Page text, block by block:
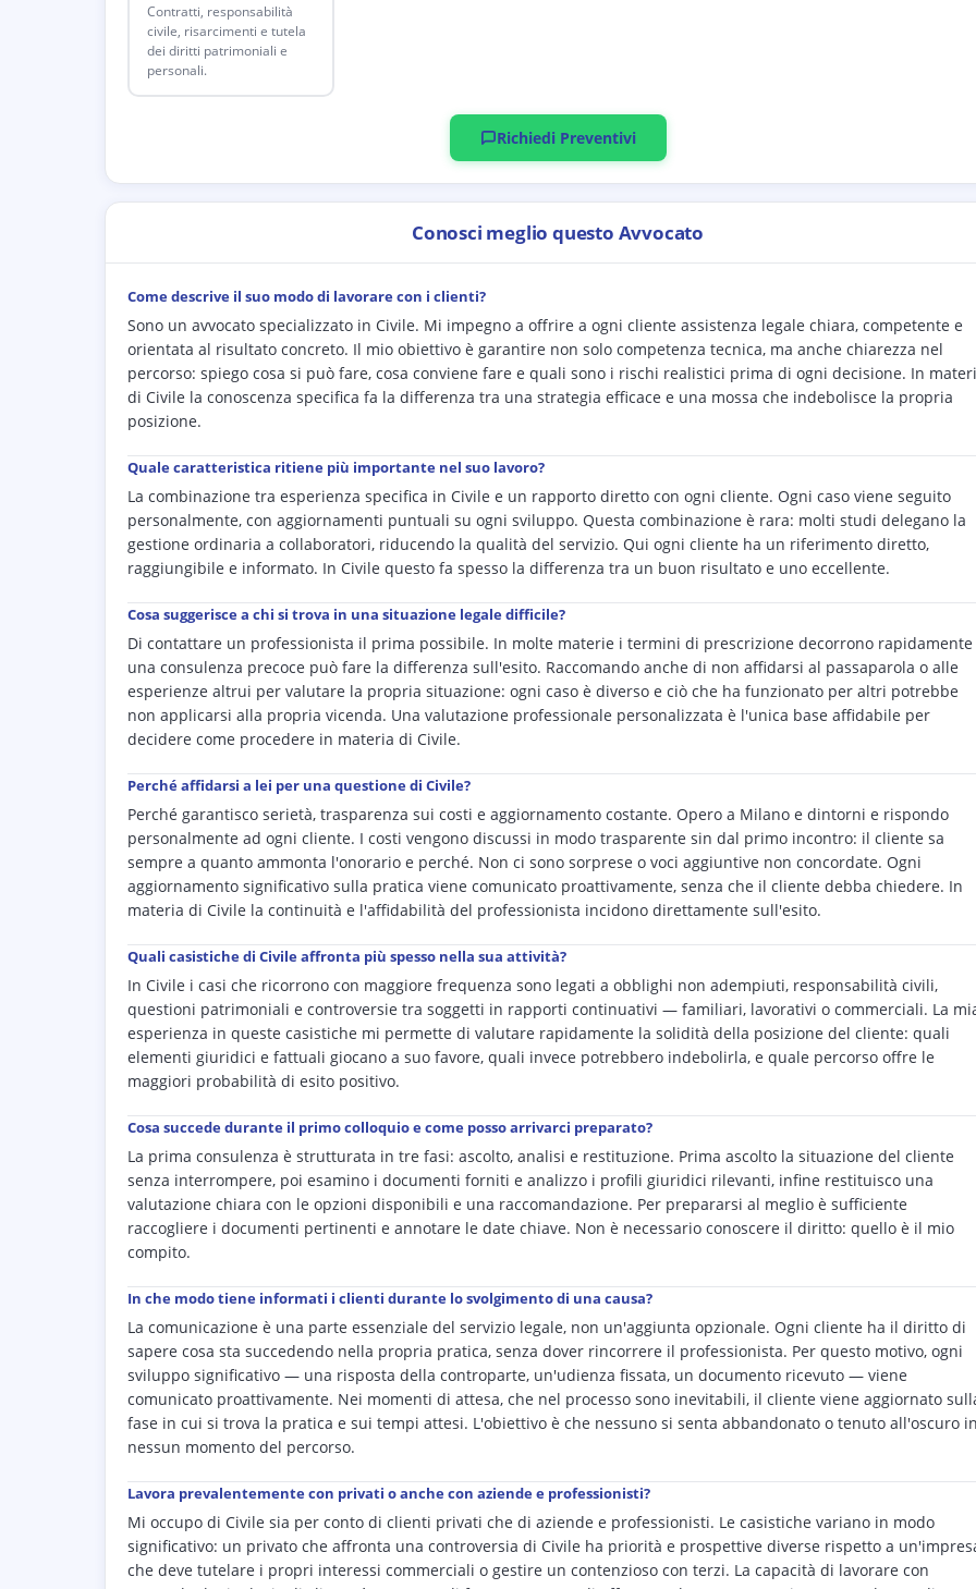
Contratti, responsabilità
civile, risarcimenti e tutela
dei diritti patrimoniali e
personali.
Richiedi Preventivi
Conosci meglio questo Avvocato
Come descrive il suo modo di lavorare con i clienti?
Sono un avvocato specializzato in Civile. Mi impegno a offrire a ogni cliente assistenza legale chiara, competente e
orientata al risultato concreto. Il mio obiettivo è garantire non solo competenza tecnica, ma anche chiarezza nel
percorso: spiego cosa si può fare, cosa conviene fare e quali sono i rischi realistici prima di ogni decisione. In
di Civile la conoscenza specifica fa la differenza tra una strategia efficace e una mossa che indebolisce la propria
posizione.
Quale caratteristica ritiene più importante nel suo lavoro?
La combinazione tra esperienza specifica in Civile e un rapporto diretto con ogni cliente. Ogni caso viene seguito
personalmente, con aggiornamenti puntuali su ogni sviluppo. Questa combinazione è rara: molti studi delegano la
gestione ordinaria a collaboratori, riducendo la qualità del servizio. Qui ogni cliente ha un riferimento diretto,
raggiungibile e informato. In Civile questo fa spesso la differenza tra un buon risultato e uno eccellente.
Cosa suggerisce a chi si trova in una situazione legale difficile?
Di contattare un professionista il prima possibile. In molte materie i termini di prescrizione decorrono rapidamente
una consulenza precoce può fare la differenza sull'esito. Raccomando anche di non affidarsi al passaparola o alle
esperienze altrui per valutare la propria situazione: ogni caso è diverso e ciò che ha funzionato per altri potrebbe
non applicarsi alla propria vicenda. Una valutazione professionale personalizzata è l'unica base affidabile per
decidere come procedere in materia di Civile.
Perché affidarsi a lei per una questione di Civile?
Perché garantisco serietà, trasparenza sui costi e aggiornamento costante. Opero a Milano e dintorni e rispondo
personalmente ad ogni cliente. I costi vengono discussi in modo trasparente sin dal primo incontro: il cliente sa
sempre a quanto ammonta l'onorario e perché. Non ci sono sorprese o voci aggiuntive non concordate. Ogni
aggiornamento significativo sulla pratica viene comunicato proattivamente, senza che il cliente debba chiedere. In
materia di Civile la continuità e l'affidabilità del professionista incidono direttamente sull'esito.
Quali casistiche di Civile affronta più spesso nella sua attività?
In Civile i casi che ricorrono con maggiore frequenza sono legati a obblighi non adempiuti, responsabilità civili,
questioni patrimoniali e controversie tra soggetti in rapporti continuativi — familiari, lavorativi o commerciali. La
esperienza in queste casistiche mi permette di valutare rapidamente la solidità della posizione del cliente: quali
elementi giuridici e fattuali giocano a suo favore, quali invece potrebbero indebolirla, e quale percorso offre le
maggiori probabilità di esito positivo.
Cosa succede durante il primo colloquio e come posso arrivarci preparato?
La prima consulenza è strutturata in tre fasi: ascolto, analisi e restituzione. Prima ascolto la situazione del cliente
senza interrompere, poi esamino i documenti forniti e analizzo i profili giuridici rilevanti, infine restituisco una
valutazione chiara con le opzioni disponibili e una raccomandazione. Per prepararsi al meglio è sufficiente
raccogliere i documenti pertinenti e annotare le date chiave. Non è necessario conoscere il diritto: quello è il mio
compito.
In che modo tiene informati i clienti durante lo svolgimento di una causa?
La comunicazione è una parte essenziale del servizio legale, non un'aggiunta opzionale. Ogni cliente ha il diritto di
sapere cosa sta succedendo nella propria pratica, senza dover rincorrere il professionista. Per questo motivo, ogni
sviluppo significativo — una risposta della controparte, un'udienza fissata, un documento ricevuto — viene
comunicato proattivamente. Nei momenti di attesa, che nel processo sono inevitabili, il cliente viene aggiornato
fase in cui si trova la pratica e sui tempi attesi. L'obiettivo è che nessuno si senta abbandonato o tenuto all'oscuro
nessun momento del percorso.
Lavora prevalentemente con privati o anche con aziende e professionisti?
Mi occupo di Civile sia per conto di clienti privati che di aziende e professionisti. Le casistiche variano in modo
significativo: un privato che affronta una controversia di Civile ha priorità e prospettive diverse rispetto a
che deve tutelare i propri interessi commerciali o gestire un contenzioso con terzi. La capacità di lavorare con